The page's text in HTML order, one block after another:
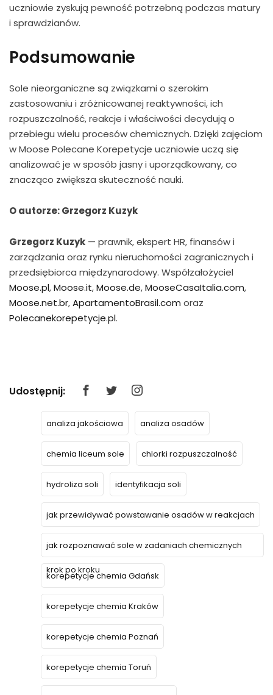
uczniowie zyskują pewność potrzebną podczas matury
i sprawdzianów.
Podsumowanie
Sole nieorganiczne są związkami o szerokim
zastosowaniu i zróżnicowanej reaktywności, ich
rozpuszczalność, reakcje i właściwości decydują o
przebiegu wielu procesów chemicznych. Dzięki zajęciom
w Moose Polecane Korepetycje uczniowie uczą się
analizować je w sposób jasny i uporządkowany, co
znacząco zwiększa skuteczność nauki.
O autorze: Grzegorz Kuzyk
Grzegorz Kuzyk — prawnik, ekspert HR, finansów i
zarządzania oraz rynku nieruchomości zagranicznych i
przedsiębiorca międzynarodowy. Współzałożyciel
Moose.pl,Moose.it,Moose.de,MooseCasaItalia.com,
Moose.net.br,ApartamentoBrasil.com oraz
Polecanekorepetycje.pl.
Udostępnij:
analiza jakościowa analiza osadów
chemia liceum sole chlorki rozpuszczalność
hydroliza soli identyfikacja soli
jak przewidywać powstawanie osadów w reakcjach
jak rozpoznawać sole w zadaniach chemicznych
krok po kroku
korepetycje chemia Gdańsk
korepetycje chemia Kraków
korepetycje chemia Poznań
korepetycje chemia Toruń